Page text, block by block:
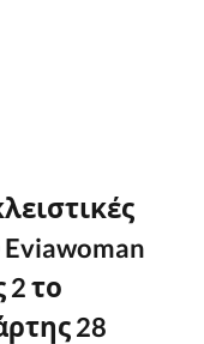
2 το
28